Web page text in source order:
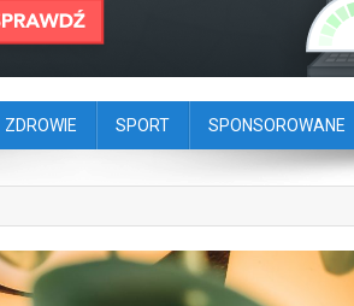
ZDROWIE SPORT SPONSOROWANE